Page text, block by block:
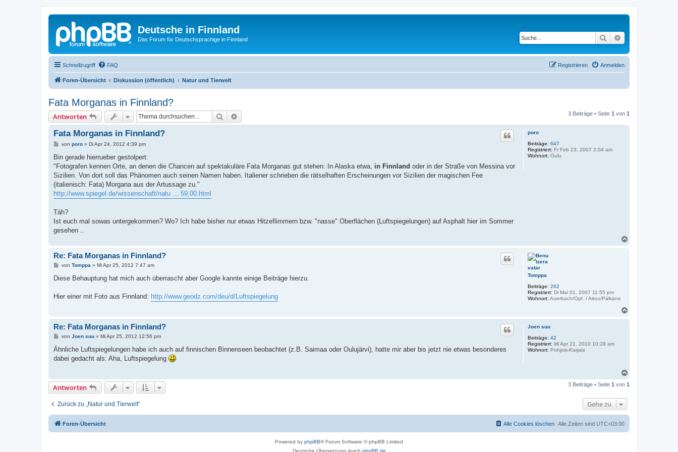
Deutsche in Finnland
Das Forum für Deutschsprachige in Finnland Suche
Schnellzugriff FAQ Anmelden
Registrieren
Foren-Übersicht Diskussion (öffentlich) Natur und Tierwelt
Fata Morganas in Finnland?
Antworten Suche 3 Beiträge • Seite 1 von 1
poro
Beiträge: 647
Registriert: Fr Feb 23, 2007 2:04 am
Wohnort: Oulu
Fata Morganas in Finnland?
B
i
r
a
von poro» Di Apr 24, 2012 4:39 pm
Bin gerade hierrueber gestolpert:
"Fotografen kennen Orte, an denen die Chancen auf spektakuläre Fata Morganas gut stehen: In Alaska etwa, in Finnland oder in der Straße von Messina vor
Sizilien. Von dort soll das Phänomen auch seinen Namen haben. Italiener schrieben die rätselhaften Erscheinungen vor Sizilien der magischen Fee
(italienisch: Fata) Morgana aus der Artussage zu."
http://www.spiegel.de/wissenschaft/natu ... 59,00.html
Täh?
Ist euch mal sowas untergekommen? Wo? Ich habe bisher nur etwas Hitzeflimmern bzw. "nasse" Oberflächen (Luftspiegelungen) auf Asphalt hier im Sommer
gesehen ..
Tomppa
Beiträge: 262
Registriert: Di Mai 01, 2007 11:55 pm
Wohnort: Auerbach/Opf. / Aitoo/Pälkäne
Re: Fata Morganas in Finnland?
B
i
a
von Tomppa » Mi Apr 25, 2012 7:47 am
Diese Behauptung hat mich auch überrascht aber Google kannte einige Beiträge hierzu.
Hier einer mit Foto aus Finnland: http://www.geodz.com/deu/d/Luftspiegelung
Joen suu
Beiträge: 42
Registriert: Mi Apr 21, 2010 10:28 am
Wohnort: Pohjois-Karjala
Re: Fata Morganas in Finnland?
B
i
r
von Joen suu» Mi Apr 25, 2012 12:56 pm
Ähnliche Luftspiegelungen habe ich auch auf finnischen Binnenseen beobachtet (z.B. Saimaa oder Oulujärvi), hatte mir aber bis jetzt nie etwas besonderes
dabei gedacht als: Aha, Luftspiegelung
c
Antworten 3 Beiträge • Seite 1 von 1
Zurück zu „Natur und Tierwelt“ Gehe zu
Foren-Übersicht Alle Zeiten sind UTC+03:00
Alle Cookies löschen
Powered by phpBB® Forum Software © phpBB Limited
Deutsche Übersetzung durch phpBB.de